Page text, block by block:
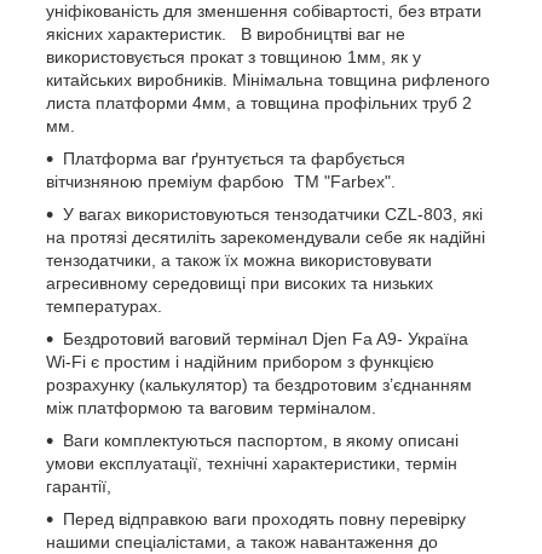
уніфікованість для зменшення собівартості, без втрати
якісних характеристик. В виробництві ваг не
використовується прокат з товщиною 1мм, як у
китайських виробників. Мінімальна товщина рифленого
листа платформи 4мм, а товщина профільних труб 2
мм.
Платформа ваг ґрунтується та фарбується
вітчизняною преміум фарбою ТМ "Farbex".
У вагах використовуються тензодатчики CZL-803, які
на протязі десятиліть зарекомендували себе як надійні
тензодатчики, а також їх можна використовувати
агресивному середовищі при високих та низьких
температурах.
Бездротовий ваговий термінал Djen Fa A9- Україна
Wi-Fi є простим і надійним прибором з функцією
розрахунку (калькулятор) та бездротовим з’єднанням
між платформою та ваговим терміналом.
Ваги комплектуються паспортом, в якому описані
умови експлуатації, технічні характеристики, термін
гарантії,
Перед відправкою ваги проходять повну перевірку
нашими спеціалістами, а також навантаження до